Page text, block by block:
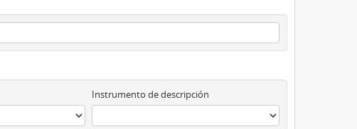
Instrumento de descripción